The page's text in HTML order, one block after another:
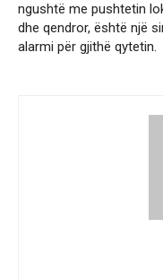
ngushtë me pushtetin
dhe qendror, është një
alarmi për gjithë qytetin.